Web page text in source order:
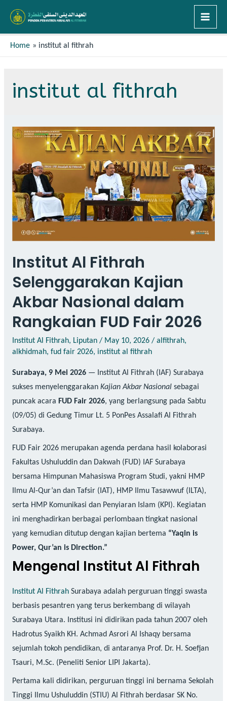
Home institut al fithrah
institut al fithrah
Institut Al Fithrah
Selenggarakan Kajian
Akbar Nasional dalam
Rangkaian FUD Fair 2026
Institut Al Fithrah, Liputan/ May 10, 2026/ alfithrah,
alkhidmah, fud fair 2026, institut al fithrah
Surabaya, 9 Mei 2026— Institut Al Fithrah (IAF) Surabaya
sukses menyelenggarakan Kajian Akbar Nasionalsebagai
puncak acara FUD Fair 2026, yang berlangsung pada Sabtu
(09/05) di Gedung Timur Lt. 5 PonPes Assalafi Al Fithrah
Surabaya.
FUD Fair 2026 merupakan agenda perdana hasil kolaborasi
Fakultas Ushuluddin dan Dakwah (FUD) IAF Surabaya
bersama Himpunan Mahasiswa Program Studi, yakni HMP
Ilmu Al-Qur’an dan Tafsir (IAT), HMP Ilmu Tasawwuf (ILTA),
serta HMP Komunikasi dan Penyiaran Islam (KPI). Kegiatan
ini menghadirkan berbagai perlombaan tingkat nasional
yang kemudian ditutup dengan kajian bertema “Yaqin is
Power, Qur’an is Direction.”
Mengenal Institut Al Fithrah
Institut Al Fithrah Surabaya adalah perguruan tinggi swasta
berbasis pesantren yang terus berkembang di wilayah
Surabaya Utara. Institusi ini didirikan pada tahun 2007 oleh
Hadrotus Syaikh KH. Achmad Asrori Al Ishaqy bersama
sejumlah tokoh pendidikan, di antaranya Prof. Dr. H. Soefjan
Tsauri, M.Sc. (Peneliti Senior LIPI Jakarta).
Pertama kali didirikan, perguruan tinggi ini bernama Sekolah
Tinggi Ilmu Ushuluddin (STIU) Al Fithrah berdasar SK No.